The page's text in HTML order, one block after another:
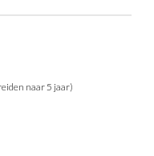
naar 5 jaar)